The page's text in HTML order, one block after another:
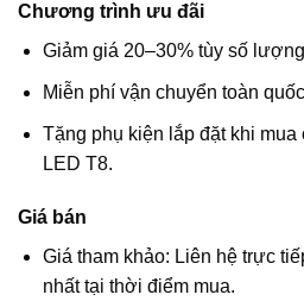
Chương trình ưu đãi
Giảm giá 20–30% tùy số
Miễn phí vận chuyển toàn
Tặng phụ kiện lắp đặt khi mua
LED T8.
Giá bán
Giá tham khảo: Liên hệ trực
nhất tại thời điểm mua.